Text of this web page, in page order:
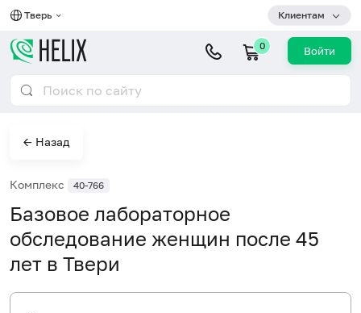
Тверь Клиентам
0 Войти
← Назад
Комплекс 40-766
Базовое лабораторное
обследование женщин после 45
лет в Твери